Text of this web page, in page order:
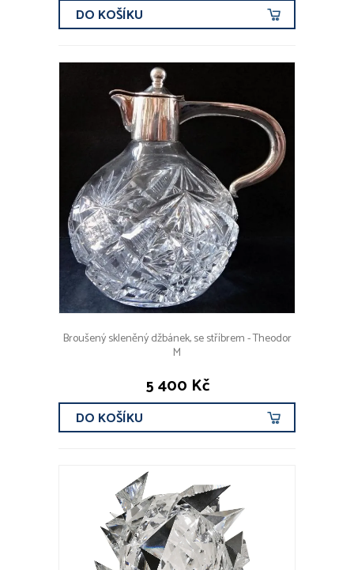
DO KOŠÍKU
Broušený skleněný džbánek, se stříbrem - Theodor
M
5 400 Kč
DO KOŠÍKU